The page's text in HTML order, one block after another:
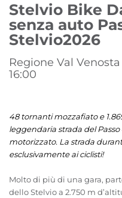
Stelvio Bike
senza auto
Stelvio2026
Regione Val
16:00
48 tornanti mozzafiato e
leggendaria strada del
motorizzato. La strada
esclusivamente ai ciclisti!
Molto di più di una gara,
dello Stelvio a 2.750 m